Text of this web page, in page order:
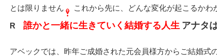
とは限りません これから先に、どんな変化が起こるか
R 誰かと一緒に生きていく結婚する人生 アナタ
アベックでは、昨年ご成婚された元会員様方からご結婚式